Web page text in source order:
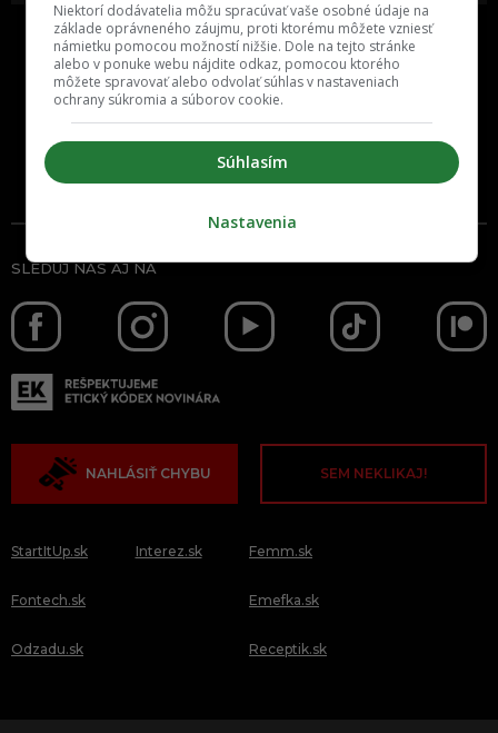
SLEDUJ NÁS AJ NA
NAHLÁSIŤ CHYBU SEM NEKLIKAJ!
StartItUp.sk
Fontech.sk
Odzadu.sk
Interez.sk Femm.sk
Emefka.sk
Receptik.sk
Niektorí dodávatelia môžu spracúvať vaše osobné údaje na
základe oprávneného záujmu, proti ktorému môžete vzniesť
námietku pomocou možností nižšie. Dole na tejto stránke
alebo v ponuke webu nájdite odkaz, pomocou ktorého
môžete spravovať alebo odvolať súhlas v nastaveniach
ochrany súkromia a súborov cookie.
Súhlasím
Nastavenia